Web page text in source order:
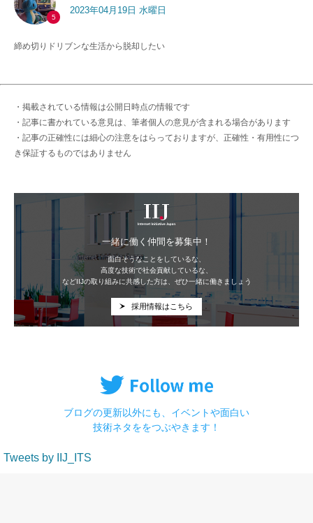
5
2023年04月19日 水曜日
締め切りドリブンな生活から脱却したい
・掲載されている情報は公開日時点の情報です
・記事に書かれている意見は、筆者個人の意見が含まれる場合があります
・記事の正確性には細心の注意をはらっておりますが、正確性・有用性につ
き保証するものではありません
IIJ
一緒に働く仲間を募集中！
面白そうなことをしているな、
高度な技術で社会貢献しているな、
などIIJの取り組みに共感した方は、ぜひ一緒に働きましょう
採用情報はこちら
ブログの更新以外にも、イベントや面白い
技術ネタををつぶやきます！
Tweets by IIJ_ITS